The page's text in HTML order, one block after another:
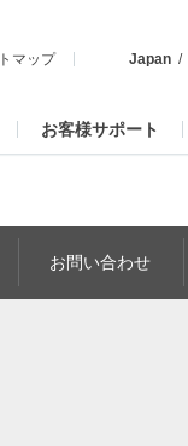
マップ Japan
お客様サポート
お問い合わせ